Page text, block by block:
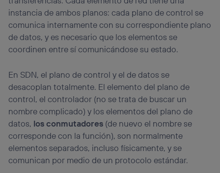
instancia de ambos planos: cada plano de control se
comunica internamente con su correspondiente plano
de datos, y es necesario que los elementos se
coordinen entre sí comunicándose su estado.
En SDN, el plano de control y el de datos se
desacoplan totalmente. El elemento del plano de
control, el controlador (no se trata de buscar un
nombre complicado) y los elementos del plano de
datos, los conmutadores (de nuevo el nombre se
corresponde con la función), son normalmente
elementos separados, incluso físicamente, y se
comunican por medio de un protocolo estándar.